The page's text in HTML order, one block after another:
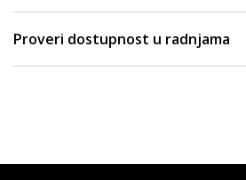
Proveri dostupnost u radnjama